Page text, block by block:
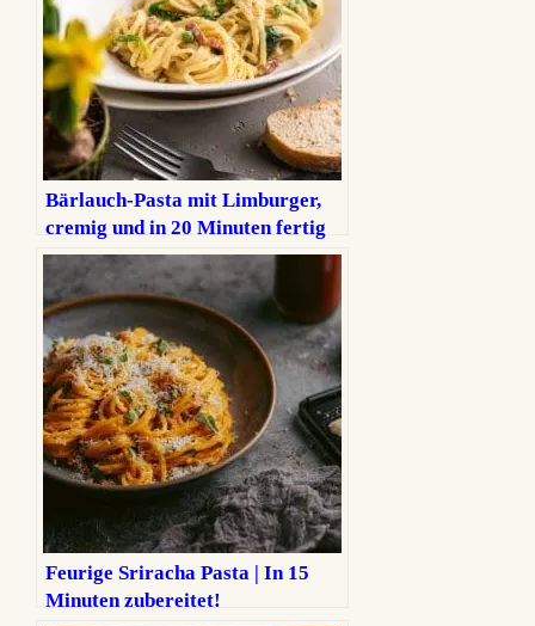
Bärlauch-Pasta mit Limburger,
cremig und in 20 Minuten fertig
Feurige Sriracha Pasta | In 15
Minuten zubereitet!